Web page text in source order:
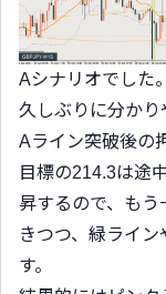
Aシナリオでした。
久しぶりに分かり
Aライン突破後の
目標の214.3は途
昇するので、もう
きつつ、緑ライ
す。